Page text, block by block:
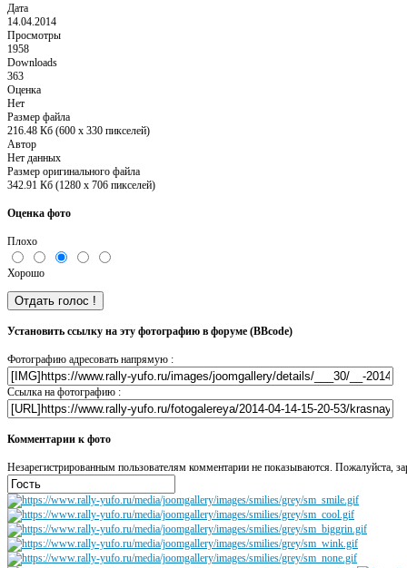
Дата
14.04.2014
Просмотры
1958
Downloads
363
Оценка
Нет
Размер файла
216.48 Кб (600 x 330 пикселей)
Автор
Нет данных
Размер оригинального файла
342.91 Кб (1280 x 706 пикселей)
Оценка фото
Плохо
Хорошо
Установить ссылку на эту фотографию в форуме (BBcode)
Фотографию адресовать напрямую :
Ссылка на фотографию :
Комментарии к фото
Незарегистрированным пользователям комментарии не показываются. Пожалуйста,